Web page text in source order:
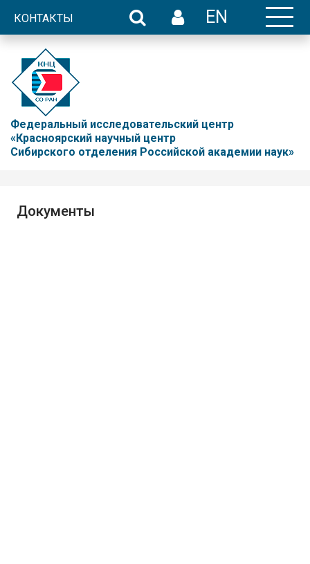
КОНТАКТЫ EN
Федеральный исследовательский центр
«Красноярский научный центр
Сибирского отделения Российской академии наук»
Документы